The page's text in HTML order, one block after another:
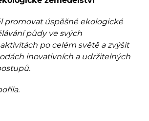
promovat úspěšné ekologické
půdy ve svých
po celém světě a zvýšit
inovativních a udržitelných